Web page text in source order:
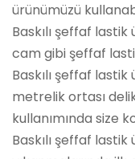
ürünümüzü
Baskılı şeffaf
cam gibi şeffaf
Baskılı şeffaf
metrelik ortası
kullanımında size
Baskılı şeffaf